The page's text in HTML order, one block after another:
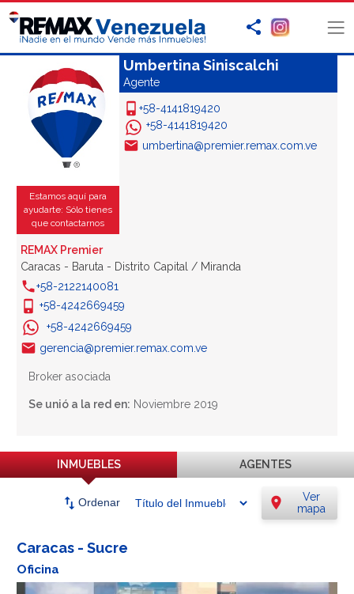
Estamos aquí para
ayudarte: Sólo tienes
que contactarnos
Umbertina Siniscalchi
Agente
+58-4141819420
+58-4141819420
umbertina@premier.remax.com.ve
REMAX Premier
Caracas - Baruta - Distrito Capital / Miranda
+58-2122140081
+58-4242669459
+58-4242669459
gerencia@premier.remax.com.ve
Broker asociada
Se unió a la red en: Noviembre 2019
INMUEBLES AGENTES
swap_vert Ordenar location_on
Ver
mapa
Caracas - Sucre
Oficina